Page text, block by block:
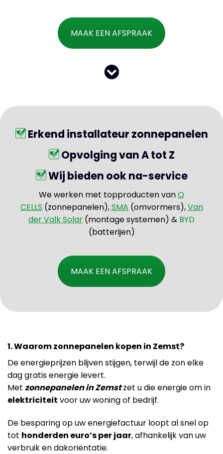
MAAK EEN AFSPRAAK
Erkend installateur zonnepanelen
Opvolging van A tot Z
Wij bieden ook na-service
We werken met topproducten vanQ
CELLS (zonnepanelen),SMA (omvormers),Van
der Valk Solar (montage systemen) & BYD
(batterijen)
MAAK EEN AFSPRAAK
1. Waarom zonnepanelen kopen in Zemst?
De energieprijzen blijven stijgen, terwijl de zon elke
dag gratis energie levert.
Met zonnepanelen in Zemstzet u die energie om in
elektriciteit voor uw woning of bedrijf.
De besparing op uw energiefactuur loopt al snel op
tot honderden euro’s per jaar, afhankelijk van uw
verbruik en dakoriëntatie.